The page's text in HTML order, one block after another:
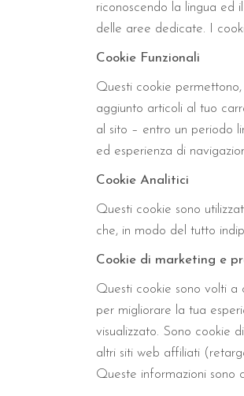
riconoscendo la lingua ed
delle aree dedicate. I
Cookie Funzionali
Questi cookie
aggiunto articoli al tuo
al sito – entro un periodo
ed esperienza di
Cookie Analitici
Questi cookie sono
che, in modo del tutto
Cookie di marketing e
Questi cookie sono volti a
per migliorare la tua
visualizzato. Sono cookie
altri siti web affiliati
Queste informazioni sono